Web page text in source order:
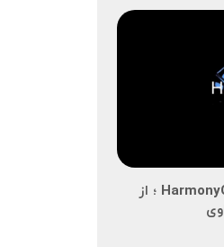
نگاهی به سیستم عامل HarmonyOS 2.0 ؛ از